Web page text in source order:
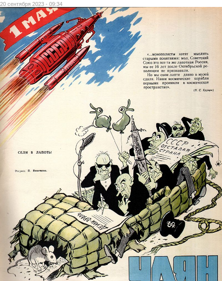
20 сентября 2023 - 09:34